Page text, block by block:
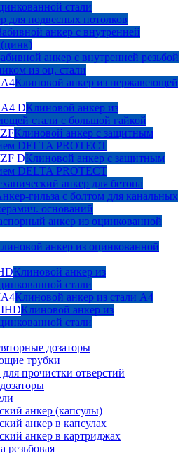
стали
для подвесных потолков
анкер с внутренней
(цинк)
анкер с внутренней резьбой
из оц. стали
Клиновой анкер из нержавеющей
DКлиновой анкер из
стали с большой гайкой
Клиновой анкер с защитным
DELTA PROTECT
DКлиновой анкер с защитным
DELTA PROTECT
анкер для бетона
гильза с болтом для канальных
оснований
анкер из оцинкованной
анкер из оцинкованной
Клиновой анкер из
стали
Клиновой анкер из стали А4
Клиновой анкер из
стали
дозаторы
трубки
прочистки отверстий
анкер (капсулы)
анкер в капсулах
анкер в картриджах
резьбовая